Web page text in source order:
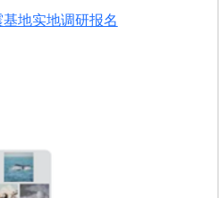
基地实地调研报名